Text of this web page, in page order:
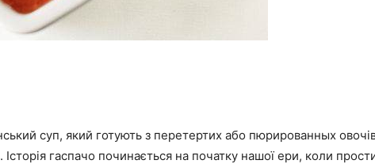
суп, який готують з перетертих або пюрированных
Історія гаспачо починається на початку нашої ери, коли